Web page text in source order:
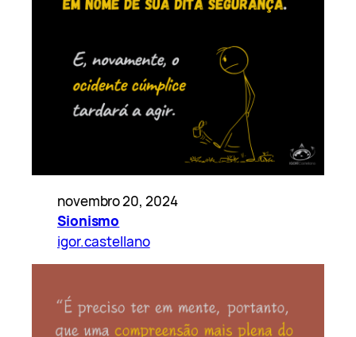
novembro 20, 2024
Sionismo
igor.castellano